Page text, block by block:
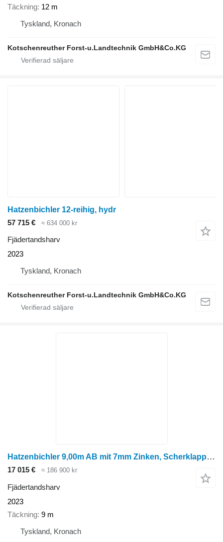
Täckning 12 m
Tyskland, Kronach
Kotschenreuther Forst-u.Landtechnik GmbH&Co.KG
Hatzenbichler 12-reihig, hydr
57 715 €
≈ 634 000 kr
Fjädertandsharv
2023
Tyskland, Kronach
Kotschenreuther Forst-u.Landtechnik GmbH&Co.KG
Hatzenbichler 9,00m AB mit 7mm Zinken, Scherklappung
17 015 € ≈ 186 900 kr
Fjädertandsharv
2023
Täckning 9 m
Tyskland, Kronach